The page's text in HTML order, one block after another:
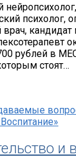
психолог,
кандидат
рублей в
стоят…
и